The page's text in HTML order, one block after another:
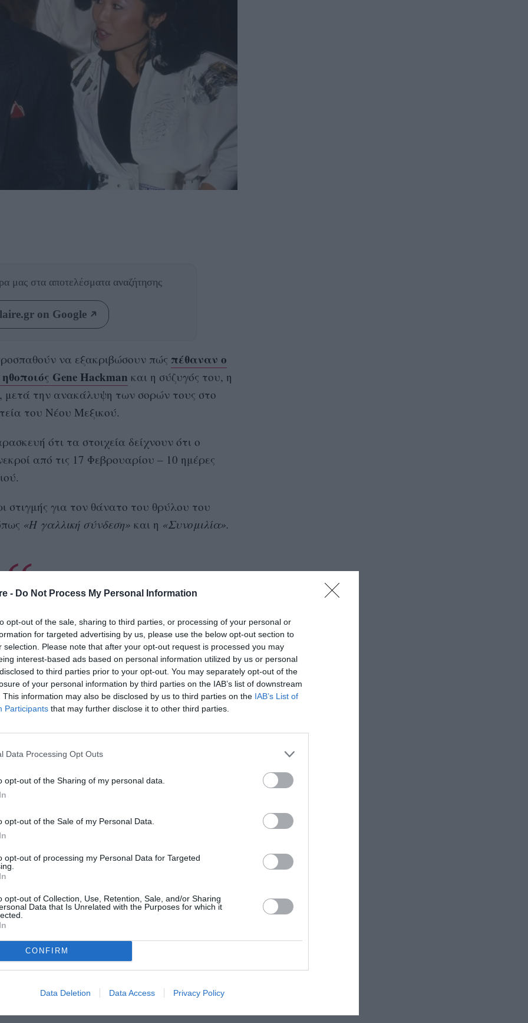
- Do Not Process My Personal Information
opt-out of the sale, sharing to third parties, or processing of your personal or
for targeted advertising by us, please use the below opt-out section to
selection. Please note that after your opt-out request is processed you may
interest-based ads based on personal information utilized by us or personal
to third parties prior to your opt-out. You may separately opt-out of the
of your personal information by third parties on the IAB’s list of downstream
This information may also be disclosed by us to third parties on the IAB’s List of
Participants that may further disclose it to other third parties.
Data Processing Opt Outs
opt-out of the Sharing of my personal data.
opt-out of the Sale of my Personal Data.
opt-out of processing my Personal Data for Targeted
opt-out of Collection, Use, Retention, Sale, and/or Sharing
Data that Is Unrelated with the Purposes for which it
CONFIRM
Data Deletion Data Access Privacy Policy
μας στα αποτελέσματα αναζήτησης
on Google
να εξακριβώσουν πώς πέθαναν ο
Gene Hackman και η σύζυγός του, η
μετά την ανακάλυψη των σορών τους στο
του Νέου Μεξικού.
ότι τα στοιχεία δείχνουν ότι ο
από τις 17 Φεβρουαρίου – 10 ημέρες
στιγμής για τον θάνατο του θρύλου του
«Η γαλλική σύνδεση» και η «Συνομιλία».
10 days before bodies found, sheriff says
March 1, 2025
από τα σκυλιά τους βρέθηκαν από την
στο σπίτι τους στη Σάντα Φε του
κάλεσε τις υπηρεσίες έκτακτης ανάγκης.
που περιήλθε στην κατοχή του BBC, ο
πώς βρήκε τα δύο πτώματα.
πλαϊνό δωμάτιο κοντά στην κουζίνα, ενώ η
ακίνητό τους, στο Old Sunset Trail στο Hyde
εδώ και αρκετό καιρό», δήλωσε ο σερίφης
«αποσύνθεσης» και «μουμιοποίησης» στα
το ίδιο και του Hackman. Ένας
στο ζευγάρι βρέθηκε νεκρός σε μια
πιανίστρια.
τους